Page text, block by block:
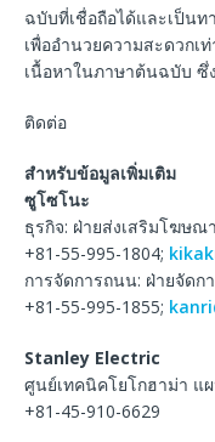
ฉบับที่เชื่อถือได้และเป็น
เพื่ออำนวยความสะดวกเ
เนื้อหาในภาษาต้นฉบับ ซึ่
ติดต่อ
สำหรับข้อมูลเพิ่มเติม
ซูโซโนะ
ธุรกิจ: ฝ่ายส่งเสริมโฆษณ
+81-55-995-1804;
การจัดการถนน: ฝ่ายจัดก
+81-55-995-1855;
Stanley Electric
ศูนย์เทคนิคโยโกฮาม่า แ
+81-45-910-6629